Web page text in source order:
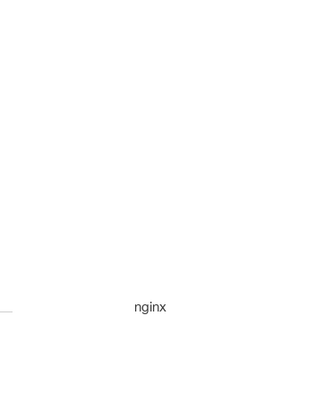
nginx